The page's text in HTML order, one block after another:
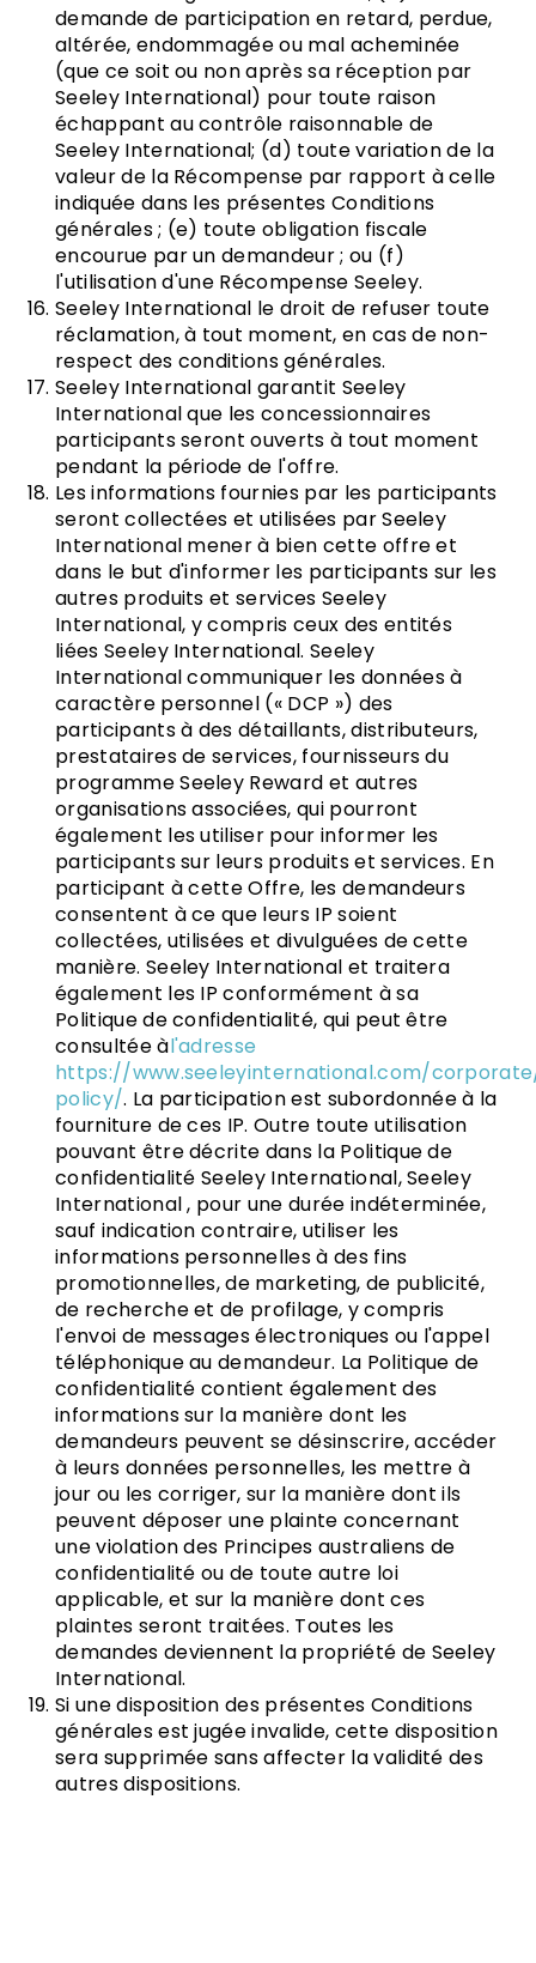
demande de participation en retard, perdue,
altérée, endommagée ou mal acheminée
(que ce soit ou non après sa réception par
Seeley International) pour toute raison
échappant au contrôle raisonnable de
Seeley International; (d) toute variation de la
valeur de la Récompense par rapport à celle
indiquée dans les présentes Conditions
générales ; (e) toute obligation fiscale
encourue par un demandeur ; ou (f)
l'utilisation d'une Récompense Seeley.
Seeley International le droit de refuser toute
réclamation, à tout moment, en cas de non-
respect des conditions générales.
Seeley International garantit Seeley
International que les concessionnaires
participants seront ouverts à tout moment
pendant la période de l'offre.
Les informations fournies par les participants
seront collectées et utilisées par Seeley
International mener à bien cette offre et
dans le but d'informer les participants sur les
autres produits et services Seeley
International, y compris ceux des entités
liées Seeley International. Seeley
International communiquer les données à
caractère personnel (« DCP ») des
participants à des détaillants, distributeurs,
prestataires de services, fournisseurs du
programme Seeley Reward et autres
organisations associées, qui pourront
également les utiliser pour informer les
participants sur leurs produits et services. En
participant à cette Offre, les demandeurs
consentent à ce que leurs IP soient
collectées, utilisées et divulguées de cette
manière. Seeley International et traitera
également les IP conformément à sa
Politique de confidentialité, qui peut être
consultée àl'adresse
https://www.seeleyinternational.com/
policy/. La participation est subordonnée à la
fourniture de ces IP. Outre toute utilisation
pouvant être décrite dans la Politique de
confidentialité Seeley International, Seeley
International , pour une durée indéterminée,
sauf indication contraire, utiliser les
informations personnelles à des fins
promotionnelles, de marketing, de publicité,
de recherche et de profilage, y compris
l'envoi de messages électroniques ou l'appel
téléphonique au demandeur. La Politique de
confidentialité contient également des
informations sur la manière dont les
demandeurs peuvent se désinscrire, accéder
à leurs données personnelles, les mettre à
jour ou les corriger, sur la manière dont ils
peuvent déposer une plainte concernant
une violation des Principes australiens de
confidentialité ou de toute autre loi
applicable, et sur la manière dont ces
plaintes seront traitées. Toutes les
demandes deviennent la propriété de Seeley
International.
Si une disposition des présentes Conditions
générales est jugée invalide, cette disposition
sera supprimée sans affecter la validité des
autres dispositions.